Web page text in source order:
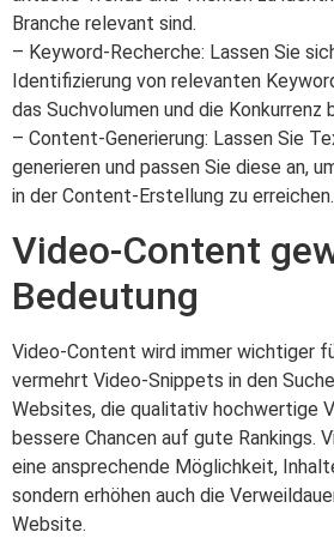
Branche relevant sind.
– Keyword-Recherche: Lassen Sie
Identifizierung von relevanten
das Suchvolumen und die Konkurrenz
– Content-Generierung: Lassen Sie
generieren und passen Sie diese an,
in der Content-Erstellung zu erreichen.
Video-Content
Bedeutung
Video-Content wird immer wichtiger
vermehrt Video-Snippets in den
Websites, die qualitativ hochwertige
bessere Chancen auf gute Rankings.
eine ansprechende Möglichkeit,
sondern erhöhen auch die
Website.